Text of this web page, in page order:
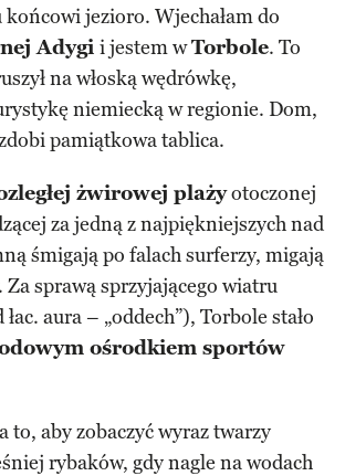
końcowi jezioro. Wjechałam do
Adygi i jestem wTorbole. To
na włoską wędrówkę,
niemiecką w regionie. Dom,
pamiątkowa tablica.
żwirowej plażyotoczonej
za jedną z najpiękniejszych nad
śmigają po falach surferzy, migają
sprawą sprzyjającego wiatru
aura – „oddech”), Torbole stało
ośrodkiem sportów
to, aby zobaczyć wyraz twarzy
rybaków, gdy nagle na wodach